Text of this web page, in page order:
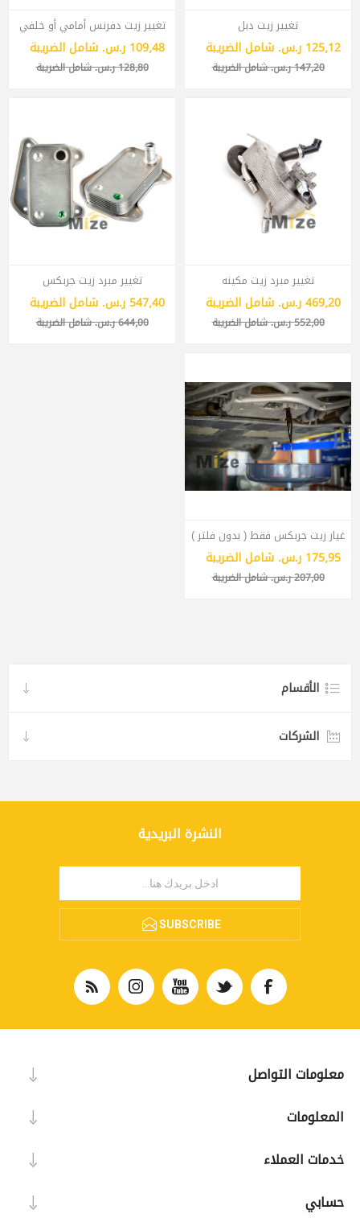
تغيير زيت دبل
125٫12 ر.س.‏ شامل الضريبة
147٫20 ر.س.‏ شامل الضريبة
تغيير زيت دفرنس أمامي أو خلفي
109٫48 ر.س.‏ شامل الضريبة
128٫80 ر.س.‏ شامل الضريبة
تغيير مبرد زيت مكينه
469٫20 ر.س.‏ شامل الضريبة
552٫00 ر.س.‏ شامل الضريبة
تغيير مبرد زيت جربكس
547٫40 ر.س.‏ شامل الضريبة
644٫00 ر.س.‏ شامل الضريبة
غيار زيت جربكس فقط ( بدون فلتر )
175٫95 ر.س.‏ شامل الضريبة
207٫00 ر.س.‏ شامل الضريبة
الأقسام
الشركات
النشرة البريدية
SUBSCRIBE
معلومات التواصل
المعلومات
خدمات العملاء
حسابي